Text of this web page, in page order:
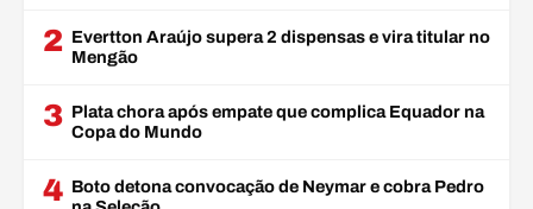
2 Evertton Araújo supera 2 dispensas e vira titular no
Mengão
3 Plata chora após empate que complica Equador na
Copa do Mundo
4 Boto detona convocação de Neymar e cobra Pedro